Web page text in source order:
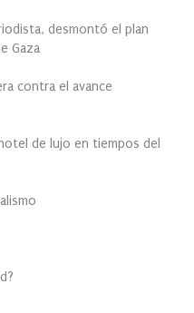
desmontó el plan
Gaza
contra el avance
de lujo en tiempos del